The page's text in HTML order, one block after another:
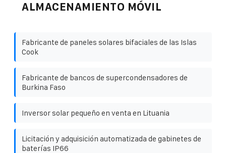
ALMACENAMIENTO MÓVIL
Fabricante de paneles solares bifaciales de las Islas
Cook
Fabricante de bancos de supercondensadores de
Burkina Faso
Inversor solar pequeño en venta en Lituania
Licitación y adquisición automatizada de gabinetes de
baterías IP66